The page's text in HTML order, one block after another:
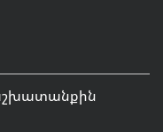
աշխատանքին